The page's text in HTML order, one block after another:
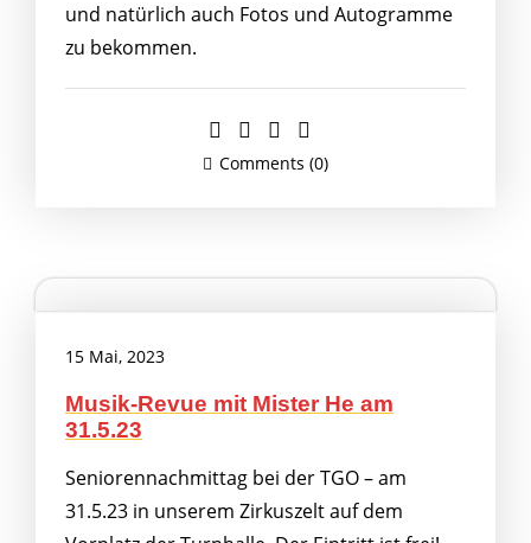
und natürlich auch Fotos und Autogramme
zu bekommen.
Comments (0)
15 Mai, 2023
Musik-Revue mit Mister He am
31.5.23
Seniorennachmittag bei der TGO – am
31.5.23 in unserem Zirkuszelt auf dem